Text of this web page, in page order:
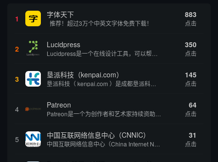
1 字体天下
推荐！超过3万个中英文字体免费下载！
883
点击
2 Lucidpress 350
点击
3 垦派科技（kenpai.com） 145
点击
4 Patreon 64
点击
5 中国互联网络信息中心（CNNIC） 31
点击